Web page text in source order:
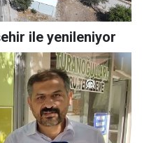
ile yenileniyor